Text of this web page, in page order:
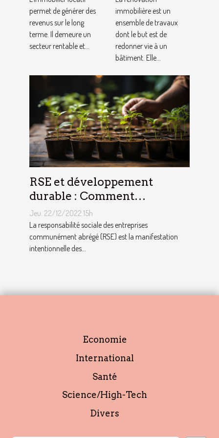
permet de générer des
revenus sur le long
terme. Il demeure un
secteur rentable et...
immobilière
?
immobilière est un
ensemble de travaux
dont le but est de
redonner vie à un
bâtiment. Elle...
RSE et développement
durable : Comment
décrocher vite un emploi
avec ce profil ?
Jeu. 22/12/2022 15h
La responsabilité sociale des entreprises
communément abrégé (RSE) est la manifestation
intentionnelle des...
Economie
International
Santé
Science/High-Tech
Divers